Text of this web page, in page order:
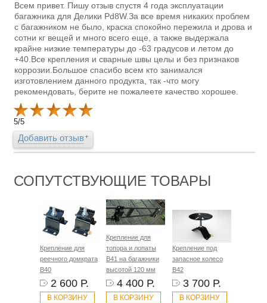
Всем привет. Пишу отзыв спустя 4 года эксплуатации
багажника для Делики Pd8W.За все время никаких проблем
с багажником не было, краска спокойно пережила и дрова и
сотни кг вещей и много всего еще, а также выдержала
крайне низкие температуры до -63 градусов и летом до
+40.Все крепления и сварные швы целы и без признаков
коррозии.Большое спасибо всем кто занимался
изготовлением данного продукта, так -что могу
рекомендовать, берите не пожалеете качество хорошее.
5/5
Добавить отзыв
СОПУТСТВУЮЩИЕ ТОВАРЫ
Крепление для
реечного домкрата
B40
2 600 Р.
В КОРЗИНУ
Крепление для
топора и лопаты
B41 на багажники
высотой 120 мм
4 400 Р.
В КОРЗИНУ
Крепление под
запасное колесо
B42
3 700 Р.
В КОРЗИНУ